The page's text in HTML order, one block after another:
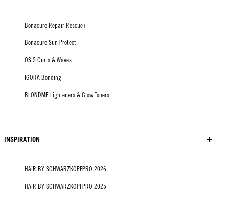
Bonacure Repair Rescue+
Bonacure Sun Protect
OSiS Curls & Waves
IGORA Bonding
BLONDME Lighteners & Glow Toners
INSPIRATION
HAIR BY SCHWARZKOPFPRO 2026
HAIR BY SCHWARZKOPFPRO 2025